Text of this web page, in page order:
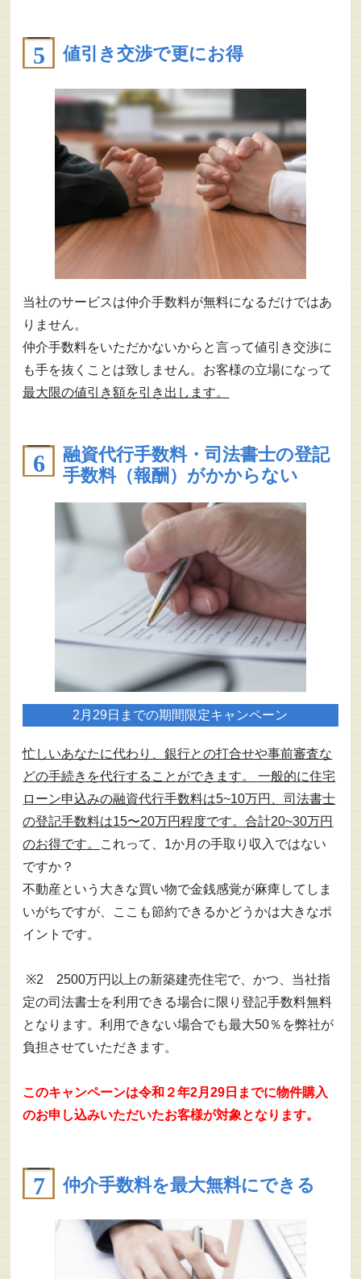
値引き交渉で更にお得
当社のサービスは仲介手数料が無料になるだけではあ
りません。
仲介手数料をいただかないからと言って値引き交渉に
も手を抜くことは致しません。お客様の立場になって
最大限の値引き額を引き出します。
融資代行手数料・司法書士の登記
手数料（報酬）がかからない
2月29日までの期間限定キャンペーン
忙しいあなたに代わり、銀行との打合せや事前審査な
どの手続きを代行することができます。一般的に住宅
ローン申込みの融資代行手数料は5~10万円、司法書士
の登記手数料は15〜20万円程度です。合計20~30万円
のお得です。 これって、1か月の手取り収入ではない
ですか？
不動産という大きな買い物で金銭感覚が麻痺してしま
いがちですが、ここも節約できるかどうかは大きなポ
イントです。
※2 2500万円以上の新築建売住宅で、かつ、当社指
定の司法書士を利用できる場合に限り登記手数料無料
となります。利用できない場合でも最大50％を弊社が
負担させていただきます。
このキャンペーンは令和２年2月29日までに物件購入
のお申し込みいただいたお客様が対象となります。
仲介手数料を最大無料にできる